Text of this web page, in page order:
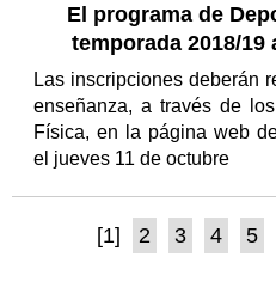
El programa de
temporada 2018/19
Las inscripciones deberán
enseñanza, a través de
Física, en la página web
el jueves 11 de octubre
[1] 2 3 4 5